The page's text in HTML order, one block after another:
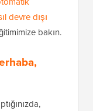
devre dışı
bakın.